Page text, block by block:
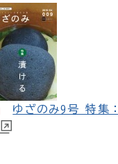
ゆざのみ9号 特集